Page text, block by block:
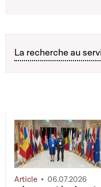
La recherche au
Article 06.07.2026